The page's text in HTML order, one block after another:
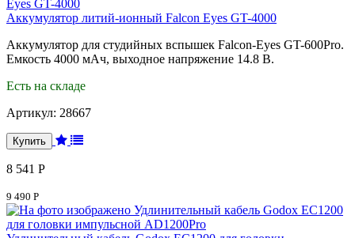
Аккумулятор литий-ионный Falcon Eyes GT-4000
Аккумулятор для студийных вспышек Falcon-Eyes GT-600Pro.
Емкость 4000 мАч, выходное напряжение 14.8 В.
Есть на складе
Артикул: 28667
8 541 Р
9 490 Р